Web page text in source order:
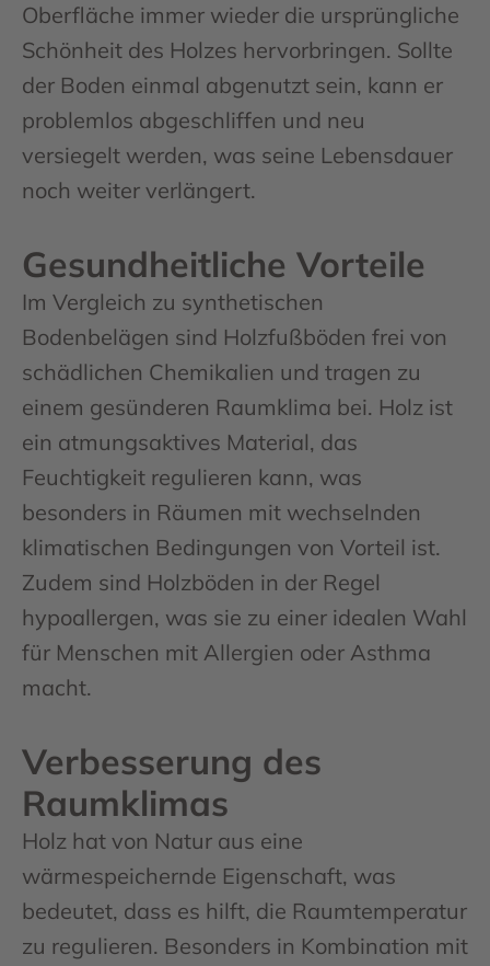
Oberfläche immer wieder die ursprüngliche
Schönheit des Holzes hervorbringen. Sollte
der Boden einmal abgenutzt sein, kann er
problemlos abgeschliffen und neu
versiegelt werden, was seine Lebensdauer
noch weiter verlängert.
Gesundheitliche Vorteile
Im Vergleich zu synthetischen
Bodenbelägen sind Holzfußböden frei von
schädlichen Chemikalien und tragen zu
einem gesünderen Raumklima bei. Holz ist
ein atmungsaktives Material, das
Feuchtigkeit regulieren kann, was
besonders in Räumen mit wechselnden
klimatischen Bedingungen von Vorteil ist.
Zudem sind Holzböden in der Regel
hypoallergen, was sie zu einer idealen Wahl
für Menschen mit Allergien oder Asthma
macht.
Verbesserung des
Raumklimas
Holz hat von Natur aus eine
wärmespeichernde Eigenschaft, was
bedeutet, dass es hilft, die Raumtemperatur
zu regulieren. Besonders in Kombination mit